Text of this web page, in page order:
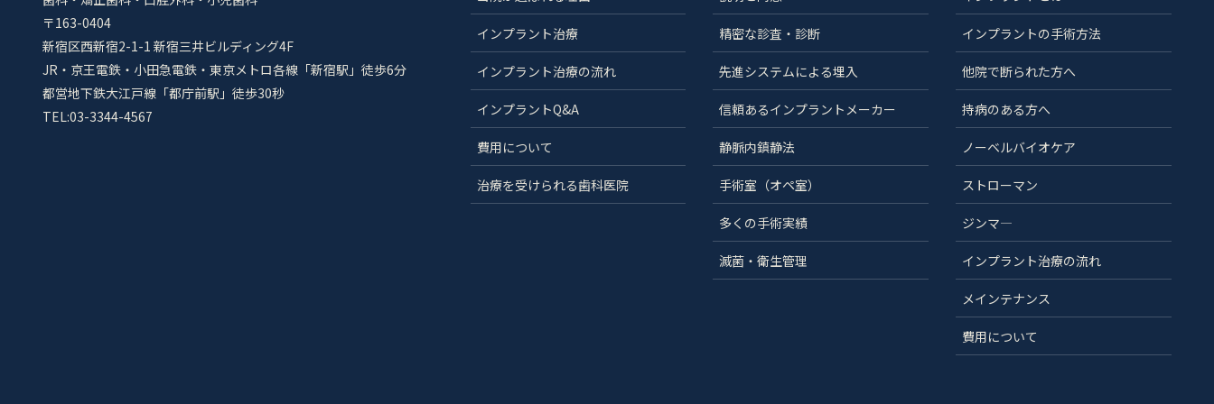
〒163-0404
新宿区西新宿2-1-1 新宿三井ビルディング4F
JR・京王電鉄・小田急電鉄・東京メトロ各線「新宿駅」徒歩6分
都営地下鉄大江戸線「都庁前駅」徒歩30秒
TEL:03-3344-4567
インプラント治療
インプラント治療の流れ
インプラントQ&A
費用について
治療を受けられる歯科医院
精密な診査・診断
先進システムによる埋入
信頼あるインプラントメーカー
静脈内鎮静法
手術室（オペ室）
多くの手術実績
滅菌・衛生管理
インプラントの手術方法
他院で断られた方へ
持病のある方へ
ノーベルバイオケア
ストローマン
ジンマ―
インプラント治療の流れ
メインテナンス
費用について